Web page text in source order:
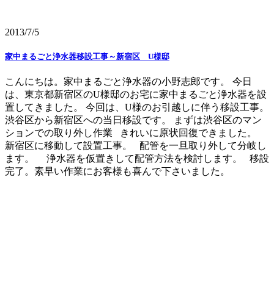
2013/7/5
家中まるごと浄水器移設工事～新宿区 U様邸
こんにちは。家中まるごと浄水器の小野志郎です。 今日
は、東京都新宿区のU様邸のお宅に家中まるごと浄水器を設
置してきました。 今回は、U様のお引越しに伴う移設工事。
渋谷区から新宿区への当日移設です。 まずは渋谷区のマン
ションでの取り外し作業 きれいに原状回復できました。
新宿区に移動して設置工事。 配管を一旦取り外して分岐し
ます。 浄水器を仮置きして配管方法を検討します。 移設
完了。素早い作業にお客様も喜んで下さいました。